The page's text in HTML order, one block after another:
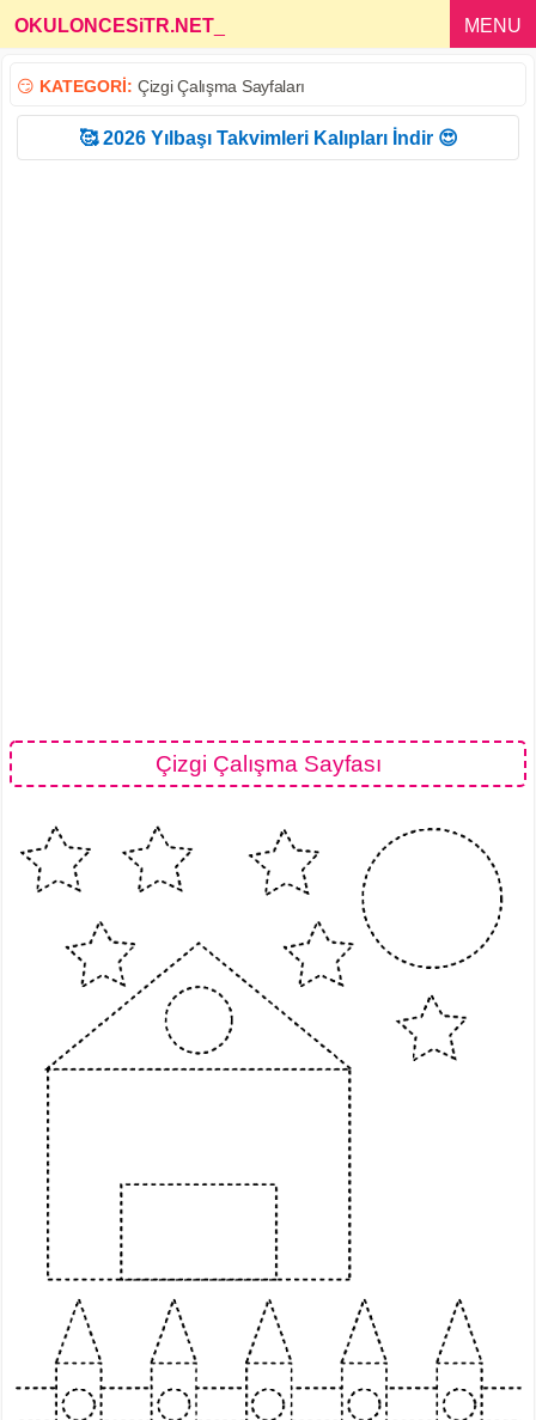
OKULONCESiTR.NET MENU
😏 KATEGORİ: Çizgi Çalışma Sayfaları
🥰 2026 Yılbaşı Takvimleri Kalıpları İndir 😍
Çizgi Çalışma Sayfası